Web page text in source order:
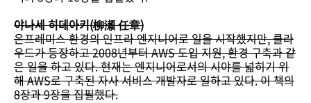
야나세 히데아키(柳瀬 任章)
온프레미스 환경의 인프라 엔지니어로 일을 시작했지만, 클라
우드가 등장하고 2008년부터 AWS 도입 지원, 환경 구축과 같
은 일을 하고 있다. 현재는 엔지니어로서의 시야를 넓히기 위
해 AWS로 구축된 자사 서비스 개발자로 일하고 있다. 이 책의
8장과 9장을 집필했다.